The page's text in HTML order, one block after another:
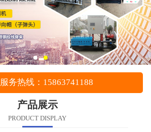
服务热线：15863741188
产品展示
PRODUCT DISPLAY